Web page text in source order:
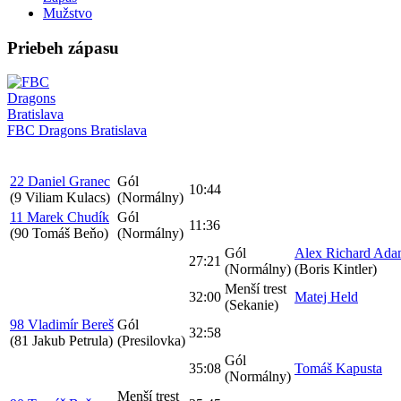
Mužstvo
Priebeh zápasu
FBC Dragons Bratislava
22 Daniel Granec
(9 Viliam Kulacs)
Gól
(Normálny)
10:44
11 Marek Chudík
(90 Tomáš Beňo)
Gól
(Normálny)
11:36
27:21
Gól
(Normálny)
Alex Richard
(Boris Kintler)
32:00
Menší trest
(Sekanie)
Matej Held
98 Vladimír Bereš
(81 Jakub Petrula)
Gól
(Presilovka)
32:58
35:08
Gól
(Normálny)
Tomáš Kapusta
Menší trest